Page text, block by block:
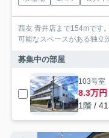
西友 青井店まで154mです
可能なスペースがある独立
募集中の部屋
103号室
8.3万円
1階 /